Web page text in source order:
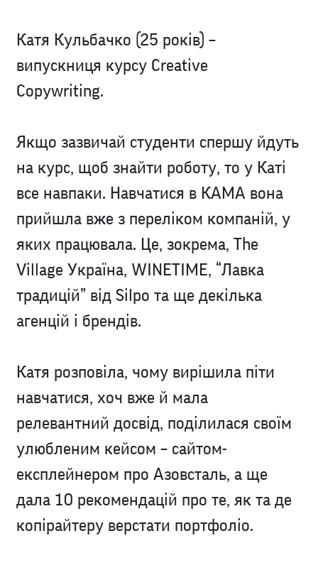
Катя Кульбачко (25 років) –
випускниця курсу Creative
Copywriting.
Якщо зазвичай студенти спершу йдуть
на курс, щоб знайти роботу, то у Каті
все навпаки. Навчатися в КАМА вона
прийшла вже з переліком компаній, у
яких працювала. Це, зокрема, The
Village Україна, WINETIME, “Лавка
традицій” від Silpo та ще декілька
агенцій і брендів.
Катя розповіла, чому вирішила піти
навчатися, хоч вже й мала
релевантний досвід, поділилася своїм
улюбленим кейсом – сайтом-
експлейнером про Азовсталь, а ще
дала 10 рекомендацій про те, як та де
копірайтеру верстати портфоліо.